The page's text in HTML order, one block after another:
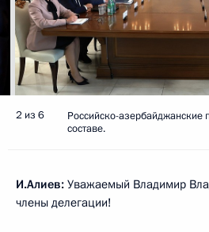
2 из 6
Российско-
составе.
И.Алиев: Уважаемый Владимир
члены делегации!